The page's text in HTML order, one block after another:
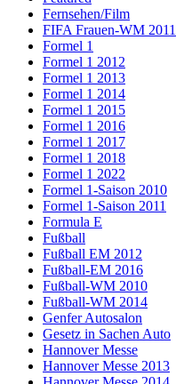
Fernsehen/Film
FIFA Frauen-WM 2011
Formel 1
Formel 1 2012
Formel 1 2013
Formel 1 2014
Formel 1 2015
Formel 1 2016
Formel 1 2017
Formel 1 2018
Formel 1 2022
Formel 1-Saison 2010
Formel 1-Saison 2011
Formula E
Fußball
Fußball EM 2012
Fußball-EM 2016
Fußball-WM 2010
Fußball-WM 2014
Genfer Autosalon
Gesetz in Sachen Auto
Hannover Messe
Hannover Messe 2013